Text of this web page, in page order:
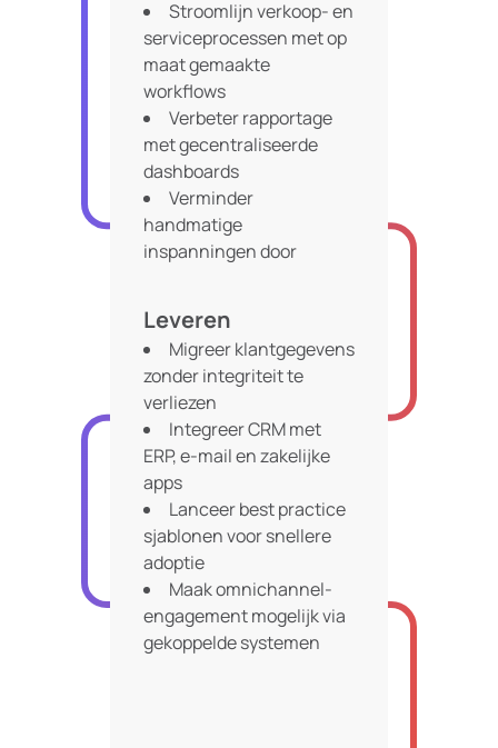
Stroomlijn verkoop- en
serviceprocessen met op
maat gemaakte
workflows
Verbeter rapportage
met gecentraliseerde
dashboards
Verminder
handmatige
inspanningen door
Leveren
Migreer klantgegevens
zonder integriteit te
verliezen
Integreer CRM met
ERP, e-mail en zakelijke
apps
Lanceer best practice
sjablonen voor snellere
adoptie
Maak omnichannel-
engagement mogelijk via
gekoppelde systemen